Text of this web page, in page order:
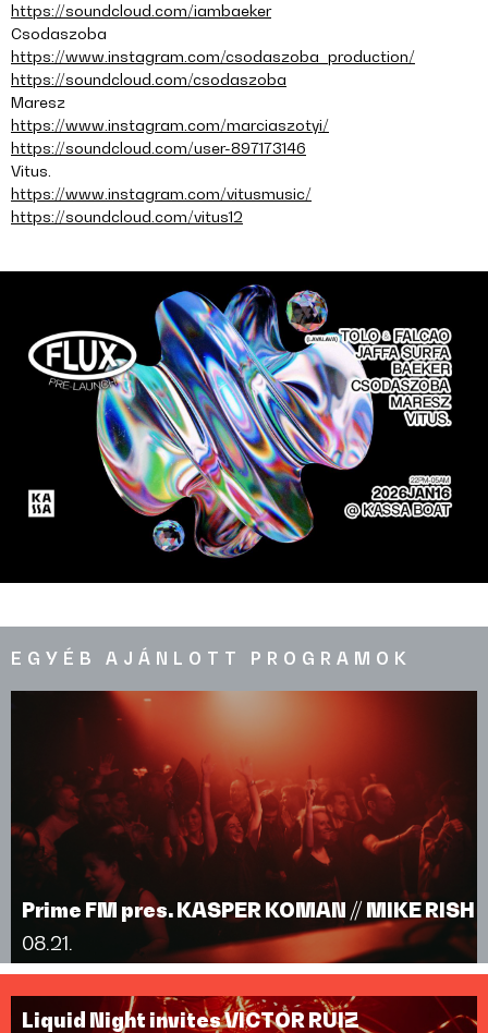
https://soundcloud.com/iambaeker
Csodaszoba
https://www.instagram.com/csodaszoba_production/
https://soundcloud.com/csodaszoba
Maresz
https://www.instagram.com/marciaszotyi/
https://soundcloud.com/user-897173146
Vitus.
https://www.instagram.com/vitusmusic/
https://soundcloud.com/vitus12
EGYÉB AJÁNLOTT PROGRAMOK
Prime FM pres. KASPER KOMAN // MIKE RISH
08.21.
Liquid Night invites VICTOR RUIZ